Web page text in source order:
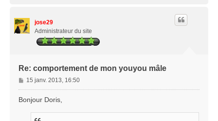
jose29
Administrateur du site
Re: comportement de mon youyou mâle
M
e
s
15 janv. 2013, 16:50
Bonjour Doris,